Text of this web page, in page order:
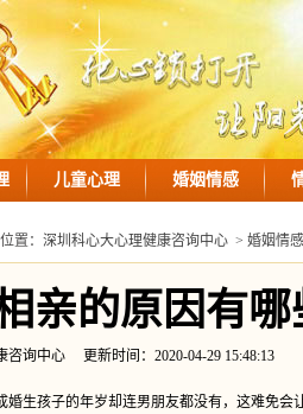
儿童心理 婚姻情感
置： 深圳科心大心理健康咨询中心 > 婚姻情感
亲的原因有哪
咨询中心 更新时间：2020-04-29 15:48:13
孩子的年岁却连男朋友都没有，这难免会